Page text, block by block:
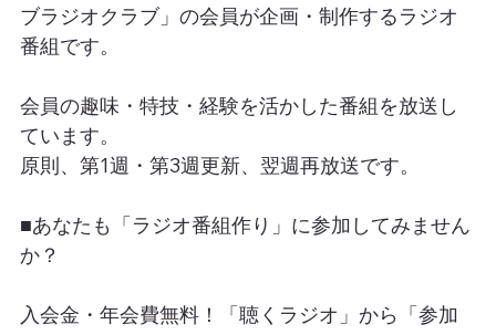
ブラジオクラブ」の会員が企画・制作するラジオ
番組です。
会員の趣味・特技・経験を活かした番組を放送し
ています。
原則、第1週・第3週更新、翌週再放送です。
■あなたも「ラジオ番組作り」に参加してみません
か？
入会金・年会費無料！「聴くラジオ」から「参加